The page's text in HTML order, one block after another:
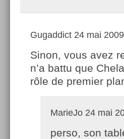
Gugaddict 24 mai
Sinon, vous avez
n’a battu que
rôle de premier
MarieJo 24 mai
perso, son